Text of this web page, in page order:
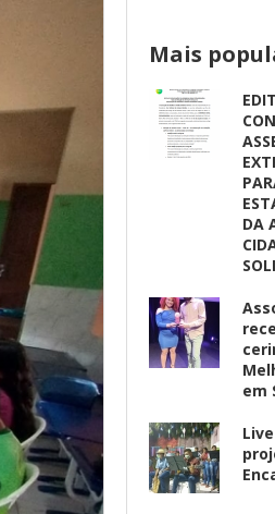
Mais
DA
em